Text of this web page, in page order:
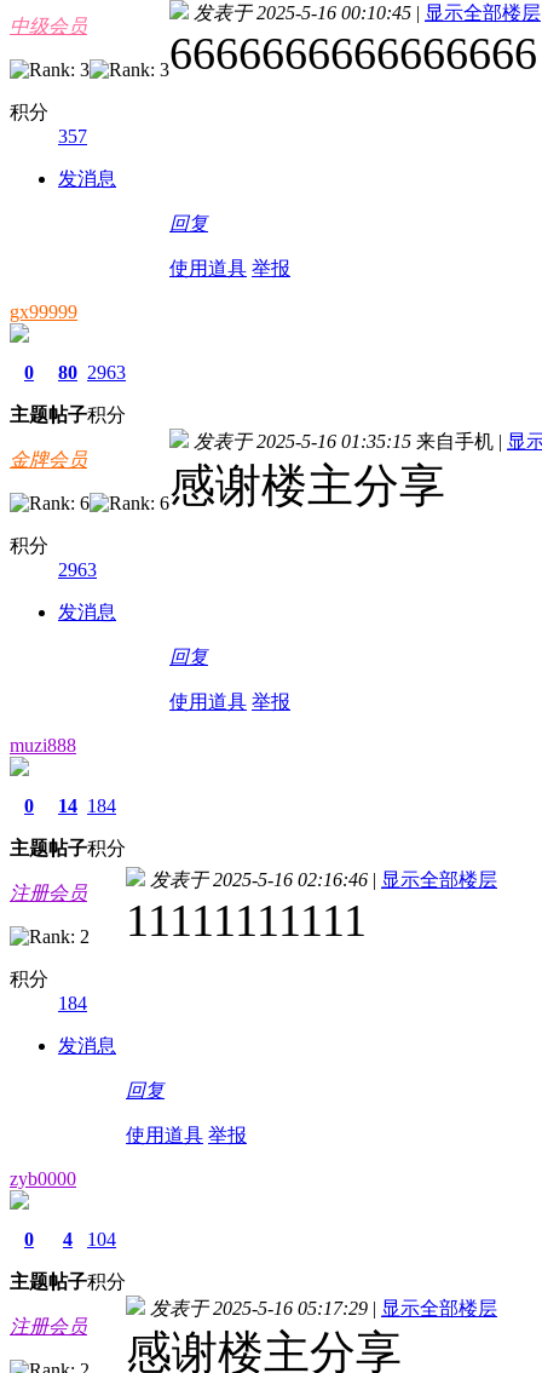
中级会员
积分
357
发消息
发表于 2025-5-16 00:10:45 | 显示全部楼层
6666666666666666
回复
使用道具 举报
gx99999
0
主题
80
帖子
2963
积分
金牌会员
积分
2963
发消息
发表于 2025-5-16 01:35:15 来自手机 | 显
感谢楼主分享
回复
使用道具 举报
muzi888
0
主题
14
帖子
184
积分
注册会员
积分
184
发消息
发表于 2025-5-16 02:16:46 | 显示全部楼层
11111111111
回复
使用道具 举报
zyb0000
0
主题
4
帖子
104
积分
注册会员
发表于 2025-5-16 05:17:29 | 显示全部楼层
感谢楼主分享